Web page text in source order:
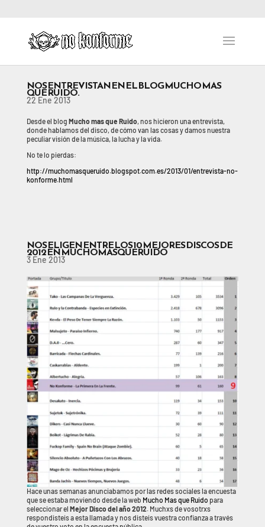
NOS ENTREVISTAN EN EL BLOG MUCHO MAS
QUE RUIDO.
22 Ene 2013
Desde el blog Mucho mas que Ruido, nos hicieron una entrevista,
donde hablamos del disco, de cómo van las cosas y damos nuestra
peculiar visión de la música, la lucha y la vida.
No te lo pierdas:
http://muchomasqueruido.blogspot.com.es/2013/01/entrevista-no-
konforme.html
NOS ELIGEN ENTRE LOS 10 MEJORES DISCOS DE
2012 EN MUCHOMASQUERUIDO
3 Ene 2013
Hace unas semanas anunciabamos por las redes sociales la encuesta
que se estaba moviendo desde la web Mucho Mas que Ruido para
seleccionar el Mejor Disco del año 2012 . Muchxs de vosotrxs
respondisteis a esta llamada y nos disteis vuestra confianza a través